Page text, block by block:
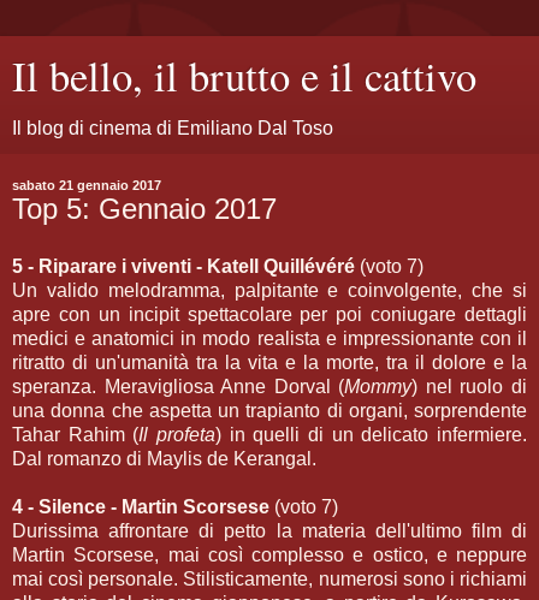
Il bello, il brutto e il cattivo
Il blog di cinema di Emiliano Dal Toso
sabato 21 gennaio 2017
Top 5: Gennaio 2017
5 - Riparare i viventi - Katell Quillévéré (voto 7)
Un valido melodramma, palpitante e coinvolgente, che si
apre con un incipit spettacolare per poi coniugare dettagli
medici e anatomici in modo realista e impressionante con il
ritratto di un'umanità tra la vita e la morte, tra il dolore e la
speranza. Meravigliosa Anne Dorval (Mommy) nel ruolo di
una donna che aspetta un trapianto di organi, sorprendente
Tahar Rahim (Il profeta) in quelli di un delicato infermiere.
Dal romanzo di Maylis de Kerangal.
4 - Silence - Martin Scorsese (voto 7)
Durissima affrontare di petto la materia dell'ultimo film di
Martin Scorsese, mai così complesso e ostico, e neppure
mai così personale. Stilisticamente, numerosi sono i richiami